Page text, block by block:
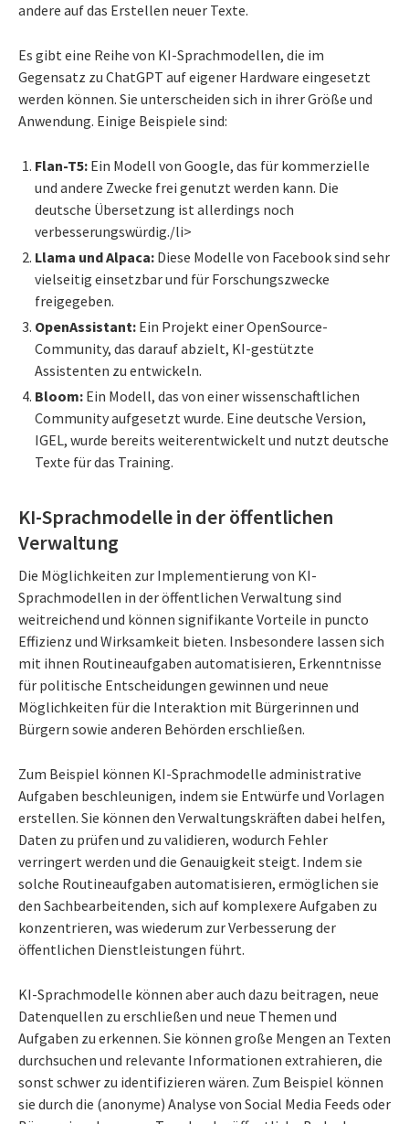
andere auf das Erstellen neuer Texte.
Es gibt eine Reihe von KI-Sprachmodellen, die im
Gegensatz zu ChatGPT auf eigener Hardware eingesetzt
werden können. Sie unterscheiden sich in ihrer Größe und
Anwendung. Einige Beispiele sind:
Flan-T5: Ein Modell von Google, das für kommerzielle
und andere Zwecke frei genutzt werden kann. Die
deutsche Übersetzung ist allerdings noch
verbesserungswürdig./li>
Llama und Alpaca: Diese Modelle von Facebook sind sehr
vielseitig einsetzbar und für Forschungszwecke
freigegeben.
OpenAssistant: Ein Projekt einer OpenSource-
Community, das darauf abzielt, KI-gestützte
Assistenten zu entwickeln.
Bloom: Ein Modell, das von einer wissenschaftlichen
Community aufgesetzt wurde. Eine deutsche Version,
IGEL, wurde bereits weiterentwickelt und nutzt deutsche
Texte für das Training.
KI-Sprachmodelle in der öffentlichen
Verwaltung
Die Möglichkeiten zur Implementierung von KI-
Sprachmodellen in der öffentlichen Verwaltung sind
weitreichend und können signifikante Vorteile in puncto
Effizienz und Wirksamkeit bieten. Insbesondere lassen sich
mit ihnen Routineaufgaben automatisieren, Erkenntnisse
für politische Entscheidungen gewinnen und neue
Möglichkeiten für die Interaktion mit Bürgerinnen und
Bürgern sowie anderen Behörden erschließen.
Zum Beispiel können KI-Sprachmodelle administrative
Aufgaben beschleunigen, indem sie Entwürfe und Vorlagen
erstellen. Sie können den Verwaltungskräften dabei helfen,
Daten zu prüfen und zu validieren, wodurch Fehler
verringert werden und die Genauigkeit steigt. Indem sie
solche Routineaufgaben automatisieren, ermöglichen sie
den Sachbearbeitenden, sich auf komplexere Aufgaben zu
konzentrieren, was wiederum zur Verbesserung der
öffentlichen Dienstleistungen führt.
KI-Sprachmodelle können aber auch dazu beitragen, neue
Datenquellen zu erschließen und neue Themen und
Aufgaben zu erkennen. Sie können große Mengen an Texten
durchsuchen und relevante Informationen extrahieren, die
sonst schwer zu identifizieren wären. Zum Beispiel können
sie durch die (anonyme) Analyse von Social Media Feeds oder